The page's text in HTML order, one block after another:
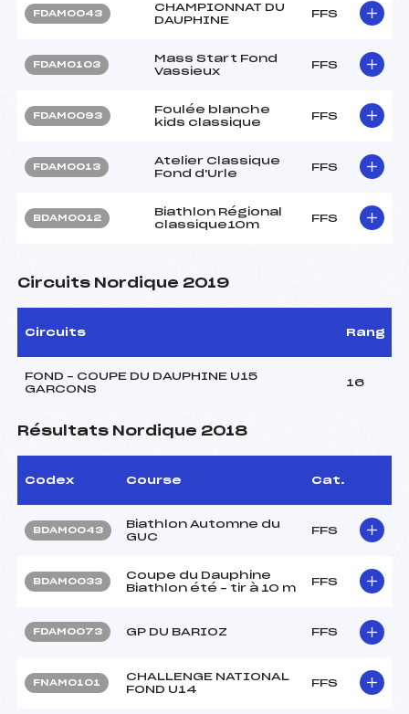
FDAM0043
CHAMPIONNAT DU
DAUPHINE
FFS
FDAM0103
Mass Start Fond
Vassieux
FFS
FDAM0093
Foulée blanche
kids classique
FFS
FDAM0013
Atelier Classique
Fond d'Urle
FFS
BDAM0012
Biathlon Régional
classique10m
FFS
Circuits Nordique 2019
Circuits Rang
FOND – COUPE DU DAUPHINE U15
GARCONS
16
Résultats Nordique 2018
Codex Course Cat.
BDAM0043
Biathlon Automne du
GUC
FFS
BDAM0033
Coupe du Dauphine
Biathlon été – tir à 10 m
FFS
FDAM0073 GP DU BARIOZ FFS
FNAM0101
CHALLENGE NATIONAL
FOND U14
FFS